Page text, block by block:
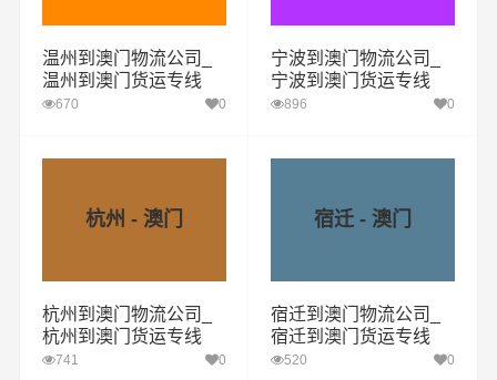
温州到澳门物流公司_
温州到澳门货运专线
670 0
宁波到澳门物流公司_
宁波到澳门货运专线
896 0
杭州 - 澳门
杭州到澳门物流公司_
杭州到澳门货运专线
741 0
宿迁 - 澳门
宿迁到澳门物流公司_
宿迁到澳门货运专线
520 0